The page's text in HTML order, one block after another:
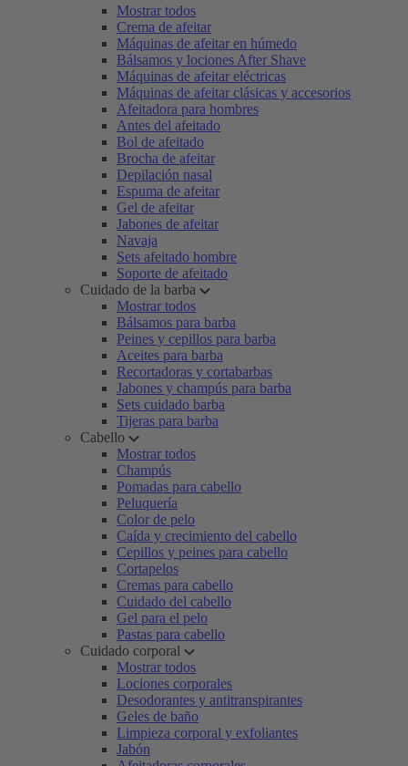
Mostrar todos
Crema de afeitar
Máquinas de afeitar en húmedo
Bálsamos y lociones After Shave
Máquinas de afeitar eléctricas
Máquinas de afeitar clásicas y accesorios
Afeitadora para hombres
Antes del afeitado
Bol de afeitado
Brocha de afeitar
Depilación nasal
Espuma de afeitar
Gel de afeitar
Jabones de afeitar
Navaja
Sets afeitado hombre
Soporte de afeitado
Cuidado de la barba
Mostrar todos
Bálsamos para barba
Peines y cepillos para barba
Aceites para barba
Recortadoras y cortabarbas
Jabones y champús para barba
Sets cuidado barba
Tijeras para barba
Cabello
Mostrar todos
Champús
Pomadas para cabello
Peluquería
Color de pelo
Caída y crecimiento del cabello
Cepillos y peines para cabello
Cortapelos
Cremas para cabello
Cuidado del cabello
Gel para el pelo
Pastas para cabello
Cuidado corporal
Mostrar todos
Lociones corporales
Desodorantes y antitranspirantes
Geles de baño
Limpieza corporal y exfoliantes
Jabón